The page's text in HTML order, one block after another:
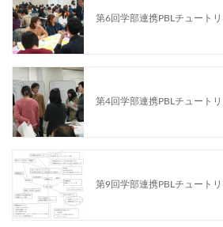
第6回学部連携PBLチュート
第4回学部連携PBLチュート
第9回学部連携PBLチュート